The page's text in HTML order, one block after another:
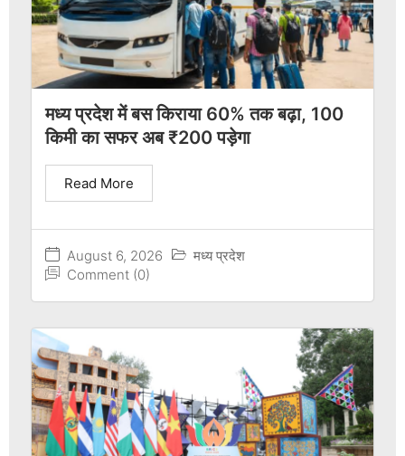
मध्य प्रदेश में बस किराया 60% तक बढ़ा, 100
किमी का सफर अब ₹200 पड़ेगा
August 6, 2026
मध्य प्रदेश
Comment (0)
Read More